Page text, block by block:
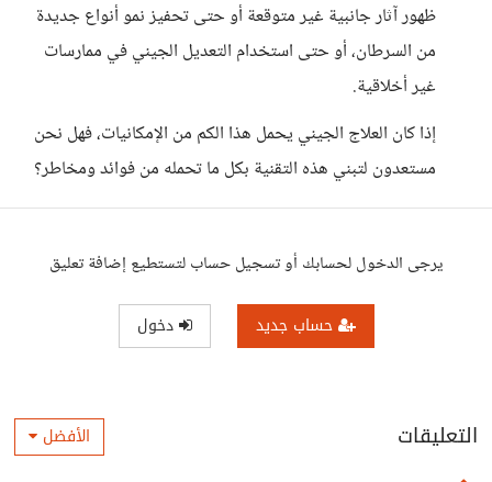
ظهور آثار جانبية غير متوقعة أو حتى تحفيز نمو أنواع جديدة
من السرطان، أو حتى استخدام التعديل الجيني في ممارسات
غير أخلاقية.
إذا كان العلاج الجيني يحمل هذا الكم من الإمكانيات، فهل نحن
مستعدون لتبني هذه التقنية بكل ما تحمله من فوائد ومخاطر؟
يرجى الدخول لحسابك أو تسجيل حساب لتستطيع إضافة تعليق
حساب جديد دخول
التعليقات الأفضل